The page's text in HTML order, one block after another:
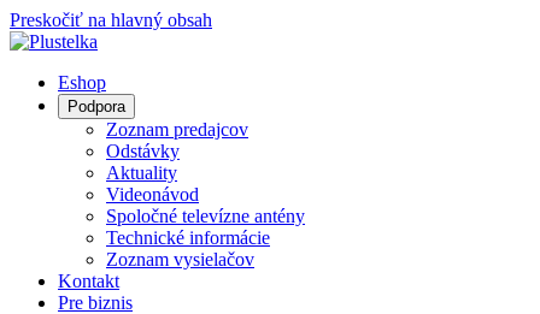
Preskočiť na hlavný obsah
Eshop
Podpora
Zoznam predajcov
Odstávky
Aktuality
Videonávod
Spoločné televízne antény
Technické informácie
Zoznam vysielačov
Kontakt
Pre biznis